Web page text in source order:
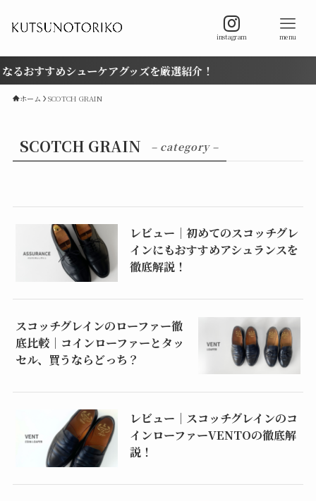
instagram menu
おすすめシューケアグッズを厳選紹介！
ホーム SCOTCH GRAIN
SCOTCH GRAIN – category –
レビュー｜初めてのスコッチグレ
インにもおすすめアシュランスを
徹底解説！
スコッチグレインのローファー徹
底比較｜コインローファーとタッ
セル、買うならどっち？
レビュー｜スコッチグレインのコ
インローファーVENTOの徹底解
説！